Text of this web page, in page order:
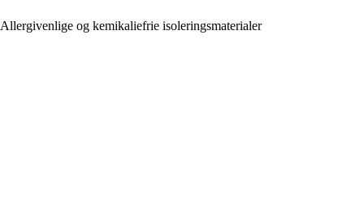
Allergivenlige og kemikaliefrie isoleringsmaterialer